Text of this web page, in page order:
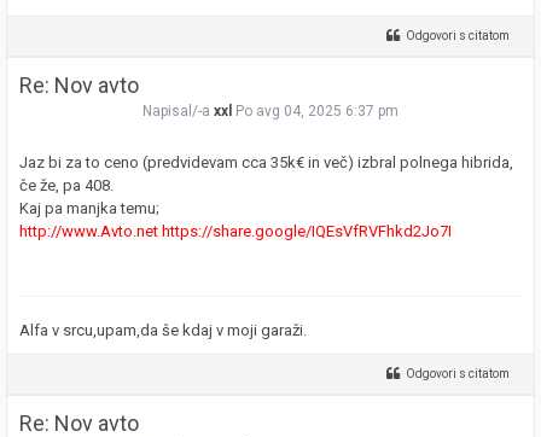
Odgovori s citatom
Re: Nov avto
Napisal/-a xxl Po avg 04, 2025 6:37 pm
Jaz bi za to ceno (predvidevam cca 35k€ in več) izbral polnega hibrida,
če že, pa 408.
Kaj pa manjka temu;
http://www.Avto.net https://share.google/IQEsVfRVFhkd2Jo7I
Alfa v srcu,upam,da še kdaj v moji garaži.
Odgovori s citatom
Re: Nov avto